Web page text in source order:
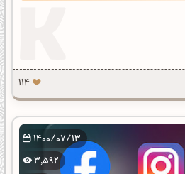
114
1400/07/13
3,592